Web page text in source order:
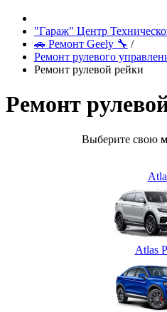
"Гараж" Центр
🚗 Ремонт Geely 🔧 /
Ремонт рулевого
Ремонт рулевой рейки
Ремонт
Выберите свою
Atlas